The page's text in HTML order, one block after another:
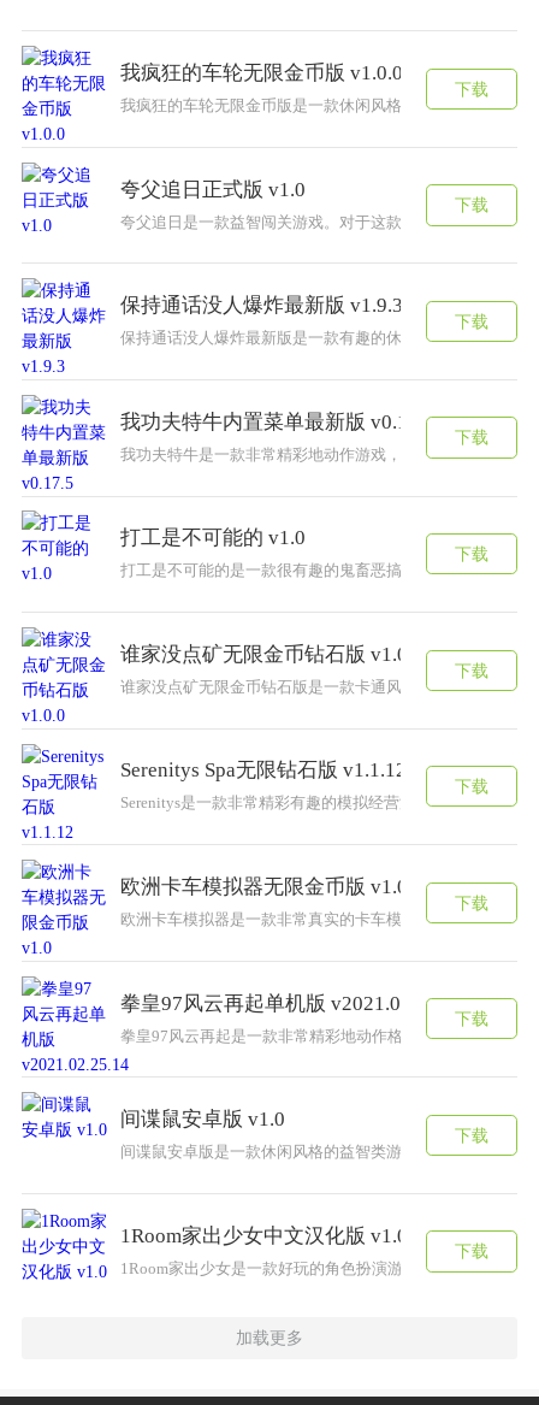
我疯狂的车轮无限金币版 v1.0.0
我疯狂的车轮无限金币版是一款休闲风格的趣味游戏，你
下载
夸父追日正式版 v1.0
夸父追日是一款益智闯关游戏。对于这款魔性火爆的游戏
下载
保持通话没人爆炸最新版 v1.9.3
保持通话没人爆炸最新版是一款有趣的休闲冒险游戏。玩
下载
我功夫特牛内置菜单最新版 v0.17.5
我功夫特牛是一款非常精彩地动作游戏，在游戏中你将踏
下载
打工是不可能的 v1.0
打工是不可能的是一款很有趣的鬼畜恶搞游戏，三观在哪
下载
谁家没点矿无限金币钻石版 v1.0.0
谁家没点矿无限金币钻石版是一款卡通风格的经营游戏，
下载
Serenitys Spa无限钻石版 v1.1.12
Serenitys是一款非常精彩有趣的模拟经营游戏，玩家将要
下载
欧洲卡车模拟器无限金币版 v1.0
欧洲卡车模拟器是一款非常真实的卡车模拟驾驶游戏，游
下载
拳皇97风云再起单机版 v2021.02.25.14
拳皇97风云再起是一款非常精彩地动作格斗游戏，游戏中
下载
间谍鼠安卓版 v1.0
间谍鼠安卓版是一款休闲风格的益智类游戏，你要挑战各
下载
1Room家出少女中文汉化版 v1.0
1Room家出少女是一款好玩的角色扮演游戏，游戏中拥有
下载
加载更多